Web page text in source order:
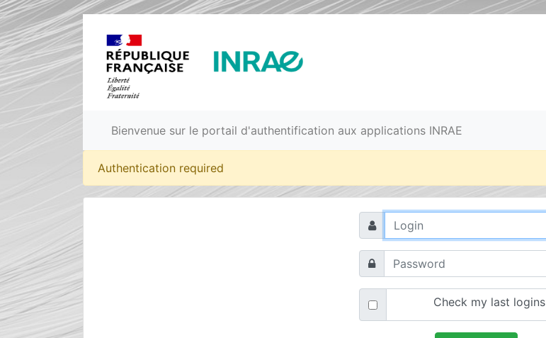
Bienvenue sur le portail d'authentification aux applications INRAE
Authentication required
Check my last logins